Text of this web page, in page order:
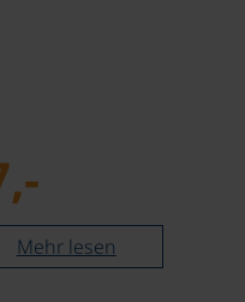
Mehr lesen